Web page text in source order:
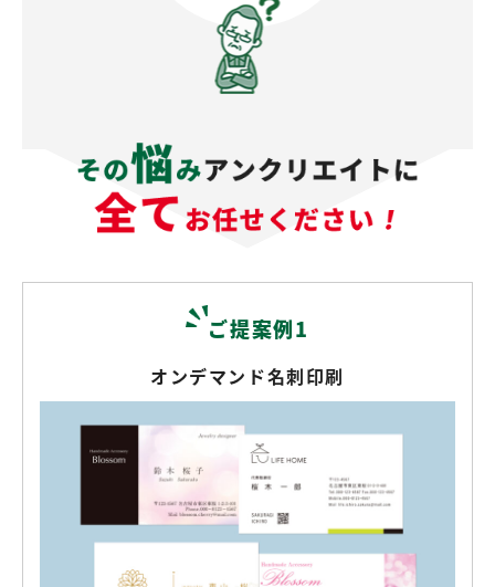
ご提案例1
オンデマンド名刺印刷